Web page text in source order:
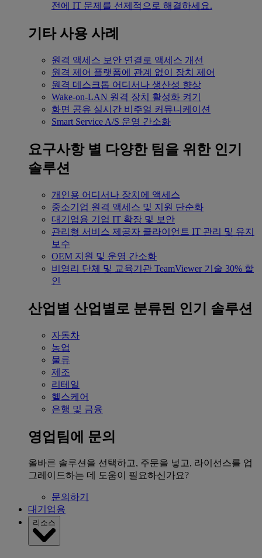
전에 IT 문제를 선제적으로 해결하세요.
기타 사용 사례
원격 액세스 보안 연결로 액세스 개선
원격 제어 플랫폼에 관계 없이 장치 제어
원격 데스크톱 어디서나 생산성 향상
Wake-on-LAN 원격 장치 활성화 켜기
화면 공유 실시간 비주얼 커뮤니케이션
Smart Service A/S 운영 간소화
요구사항 별 다양한 팀을 위한 인기
솔루션
개인용 어디서나 장치에 액세스
중소기업 원격 액세스 및 지원 단순화
대기업용 기업 IT 확장 및 보안
관리형 서비스 제공자 클라이언트 IT 관리 및 유지
보수
OEM 지원 및 운영 간소화
비영리 단체 및 교육기관 TeamViewer 기술 30% 할
인
산업별 산업별로 분류된 인기 솔루션
자동차
농업
물류
제조
리테일
헬스케어
은행 및 금융
영업팀에 문의
올바른 솔루션을 선택하고, 주문을 넣고, 라이선스를 업
그레이드하는 데 도움이 필요하신가요?
문의하기
대기업용
리소스